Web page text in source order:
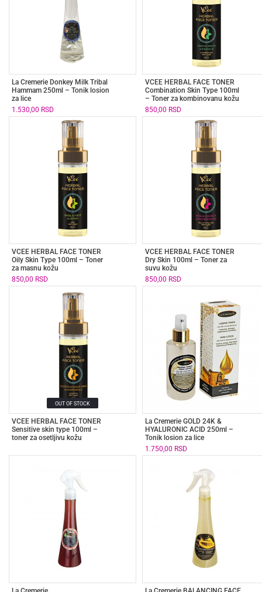
La Cremerie Donkey Milk Tribal
Hammam 250ml – Tonik losion
za lice
1.530,00 RSD
VCEE HERBAL FACE TONER
Combination Skin Type 100ml
– Toner za kombinovanu kožu
850,00 RSD
VCEE HERBAL FACE TONER
Oily Skin Type 100ml – Toner
za masnu kožu
850,00 RSD
VCEE HERBAL FACE TONER
Dry Skin 100ml – Toner za
suvu kožu
850,00 RSD
OUT OF STOCK
VCEE HERBAL FACE TONER
Sensitive skin type 100ml –
toner za osetljivu kožu
La Cremerie GOLD 24K &
HYALURONIC ACID 250ml –
Tonik losion za lice
1.750,00 RSD